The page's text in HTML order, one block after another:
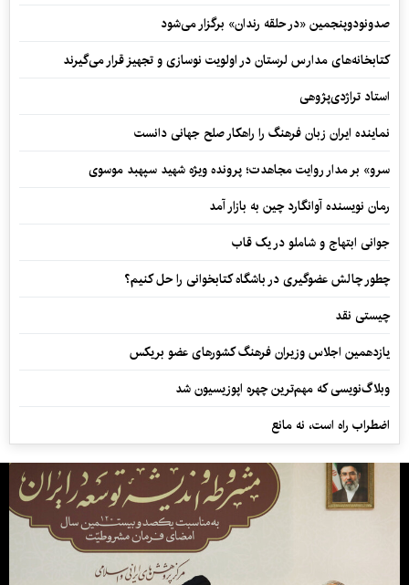
صدونودوپنجمین «در حلقه رندان» برگزار می‌شود
کتابخانه‌های مدارس لرستان در اولویت نوسازی و تجهیز قرار می‌گیرند
استاد تراژدی‌پژوهی
نماینده ایران زبان فرهنگ را راهکار صلح جهانی دانست
سرو» بر مدار روایت مجاهدت؛ پرونده ویژه شهید سپهبد موسوی
رمان نویسنده آوانگارد چین به بازار آمد
جوانی ابتهاج و شاملو در یک قاب
چطور چالش عضوگیری در باشگاه کتابخوانی را حل کنیم؟
چیستی نقد
یازدهمین اجلاس وزیران فرهنگ کشورهای عضو بریکس
وبلاگ‌نویسی که مهم‌ترین چهره اپوزیسیون شد
اضطراب راه است، نه مانع